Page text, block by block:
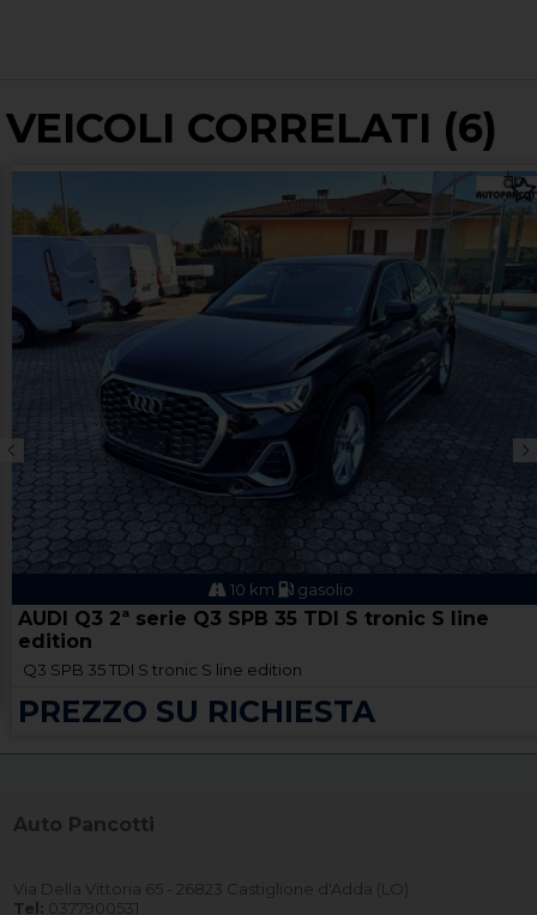
VEICOLI CORRELATI (6)
10 km gasolio
AUDI Q3 2ª serie Q3 SPB 35 TDI S tronic S line
edition
Q3 SPB 35 TDI S tronic S line edition
PREZZO SU RICHIESTA
Auto Pancotti
Via Della Vittoria 65 - 26823 Castiglione d'Adda (LO)
Tel: 0377900531